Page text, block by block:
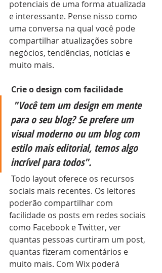
potenciais de uma forma atualizada
e interessante. Pense nisso como
uma conversa na qual você pode
compartilhar atualizações sobre
negócios, tendências, notícias e
muito mais.
Crie o design com facilidade
"Você tem um design em mente
para o seu blog? Se prefere um
visual moderno ou um blog com
estilo mais editorial, temos algo
incrível para todos".
sociais mais recentes. Os leitores
poderão compartilhar com
facilidade os posts em redes sociais
como Facebook e Twitter, ver
quantas pessoas curtiram um post,
quantas fizeram comentários e
muito mais. Com Wix poderá